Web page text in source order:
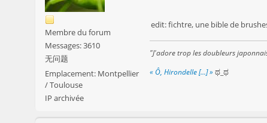
Membre du forum
Messages: 3610
无问题
Emplacement: Montpellier
/ Toulouse
IP archivée
edit: fichtre, une bible de
"J'adore trop les doubleurs
« Ô, Hirondelle [...] » ಥ_ಥ